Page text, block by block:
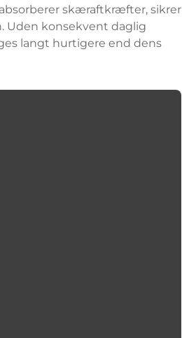
skæraftkræfter, sikrer
Uden konsekvent daglig
langt hurtigere end dens